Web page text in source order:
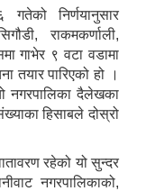
निर्णयानुसार
राकमकर्णाली,
गाभेर ९ वटा वडामा
तयार पारिएको हो ।
नगरपालिका दैलेखका
हिसाबले दोस्रो
रहेको यो सुन्दर
नगरपालिकाको,